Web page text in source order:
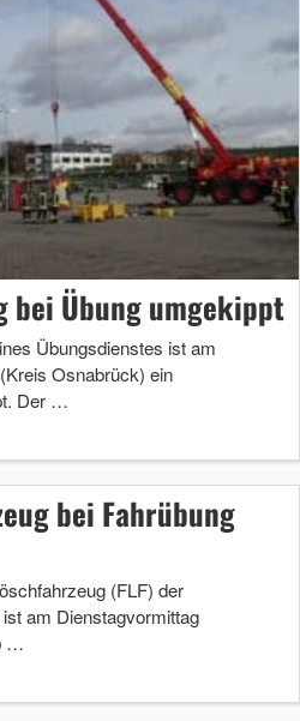
bei Übung umgekippt
Übungsdienstes ist am
Osnabrück) ein
Der …
bei Fahrübung
(FLF) der
am Dienstagvormittag
…